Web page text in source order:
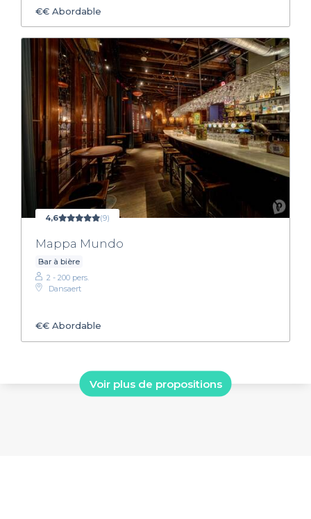
€€ Abordable
4,6 (9)
Mappa Mundo
Bar à bière
2 - 200 pers.
Dansaert
€€ Abordable
Voir plus de propositions